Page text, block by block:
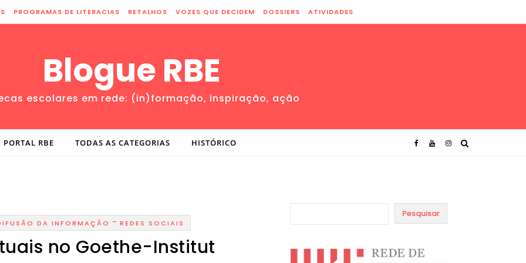
PROGRAMAS DE LITERACIAS RETALHOS VOZES QUE DECIDEM DOSSIERS ATIVIDADES
Blogue RBE
escolares em rede: (in)formação, inspiração, ação
PORTAL RBE TODAS AS CATEGORIAS HISTÓRICO
DA INFORMAÇÃO - REDES SOCIAIS
no Goethe-Institut
Pesquisar